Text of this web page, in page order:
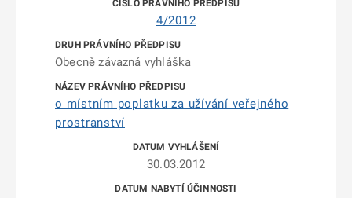
4/2012
Obecně závazná vyhláška
o místním poplatku za užívání veřejného
prostranství
30.03.2012